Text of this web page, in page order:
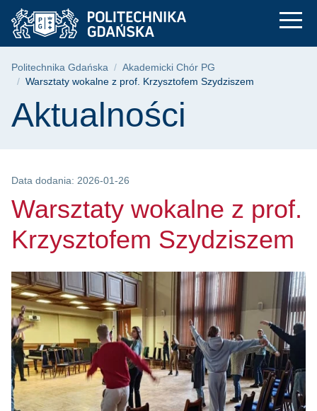
Przejdź
do
menu
Przejdź
do
wyszukiwarki
Przejdź
do
treści
Warsztaty wokalne
Ścieżka nawigacyjna
Politechnika Gdańska
Akademicki Chór PG
Warsztaty wokalne z prof. Krzysztofem Szydziszem
Treść strony
Aktualności
Data dodania: 2026-01-26
Warsztaty wokalne z prof.
Krzysztofem Szydziszem